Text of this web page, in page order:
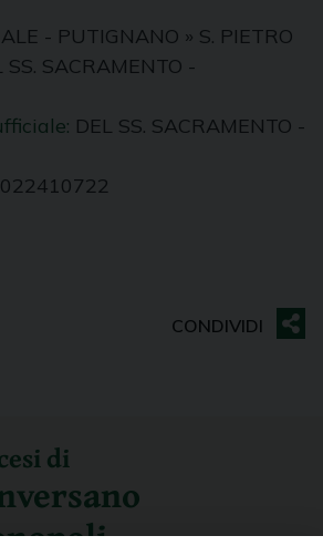
- PUTIGNANO » S. PIETRO
SS. SACRAMENTO -
DEL SS. SACRAMENTO -
di